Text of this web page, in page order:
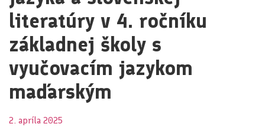
literatúry v 4. ročníku
základnej školy s
vyučovacím jazykom
maďarským
2. apríla 2025